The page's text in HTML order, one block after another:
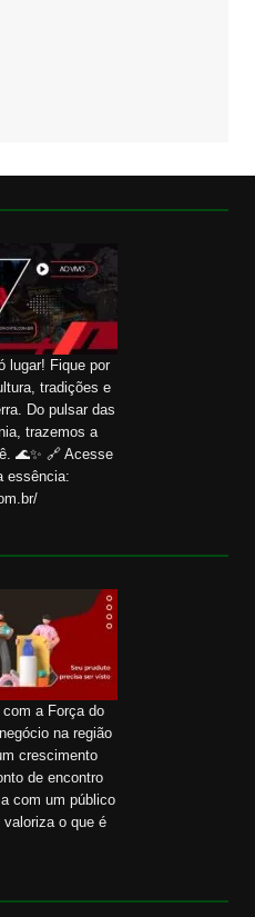
lugar! Fique por
tradições e
Do pulsar das
trazemos a
🌊✨ 🔗 Acesse
essência:
a Força do
na região
crescimento
de encontro
com um público
o que é